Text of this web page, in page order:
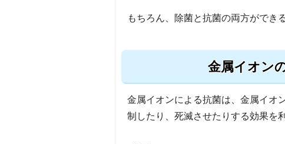
もちろん、除菌と抗菌の両方ができ
金属イオン
金属イオンによる抗菌は、金属イオ
制したり、死滅させたりする効果を